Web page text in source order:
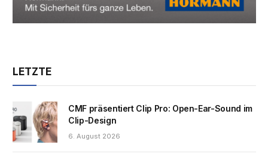
LETZTE
CMF präsentiert Clip Pro: Open-Ear-Sound im
Clip-Design
6. August 2026